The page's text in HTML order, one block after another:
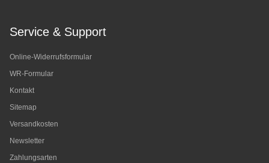
Service & Support
Online-Widerrufsformular
WR-Formular
Kontakt
Sitemap
Versandkosten
Newsletter
Zahlungsarten